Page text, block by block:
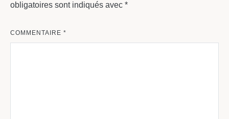
obligatoires sont indiqués avec *
COMMENTAIRE *